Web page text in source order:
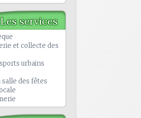
Les services
et collecte des
urbains
salle des fêtes